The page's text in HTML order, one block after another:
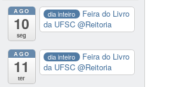
AGO
10
seg
dia inteiro
Feira do Livro
da UFSC @Reitoria
AGO
11
ter
dia inteiro
Feira do Livro
da UFSC @Reitoria